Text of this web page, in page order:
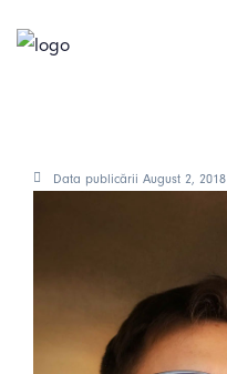
Data publicării August 2, 2018